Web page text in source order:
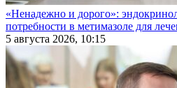
«Ненадежно и дорого»:
потребности в метимазоле для
5 августа 2026, 10:15